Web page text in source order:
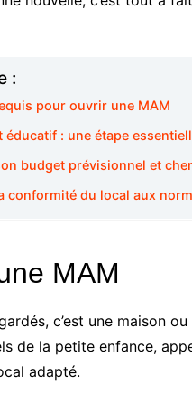
:
pour ouvrir une MAM
éducatif : une étape
budget prévisionnel et
conformité du local aux
MAM
c’est une maison
de la petite enfance,
adapté.